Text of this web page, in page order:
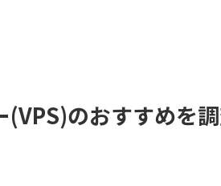
のおすすめを